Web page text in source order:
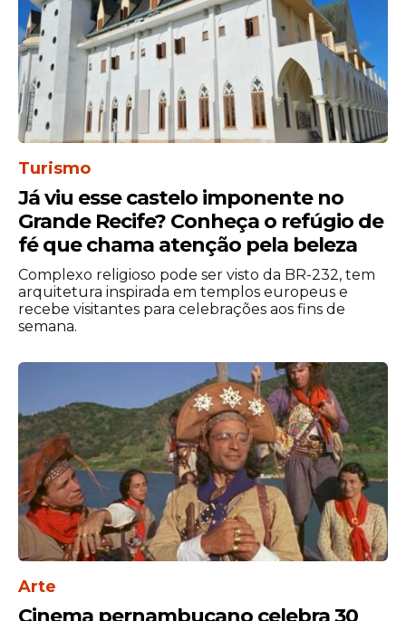
Turismo
Já viu esse castelo imponente no
Grande Recife? Conheça o refúgio de
fé que chama atenção pela beleza
Complexo religioso pode ser visto da BR-232, tem
arquitetura inspirada em templos europeus e
recebe visitantes para celebrações aos fins de
semana.
Arte